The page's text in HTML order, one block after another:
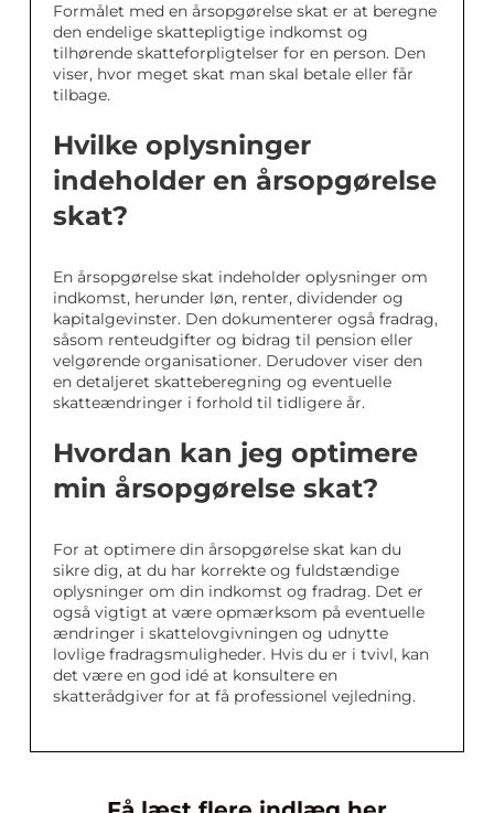
Formålet med en årsopgørelse skat er at beregne
den endelige skattepligtige indkomst og
tilhørende skatteforpligtelser for en person. Den
viser, hvor meget skat man skal betale eller får
tilbage.
Hvilke oplysninger
indeholder en årsopgørelse
skat?
En årsopgørelse skat indeholder oplysninger om
indkomst, herunder løn, renter, dividender og
kapitalgevinster. Den dokumenterer også fradrag,
såsom renteudgifter og bidrag til pension eller
velgørende organisationer. Derudover viser den
en detaljeret skatteberegning og eventuelle
skatteændringer i forhold til tidligere år.
Hvordan kan jeg optimere
min årsopgørelse skat?
For at optimere din årsopgørelse skat kan du
sikre dig, at du har korrekte og fuldstændige
oplysninger om din indkomst og fradrag. Det er
også vigtigt at være opmærksom på eventuelle
ændringer i skattelovgivningen og udnytte
lovlige fradragsmuligheder. Hvis du er i tvivl, kan
det være en god idé at konsultere en
skatterådgiver for at få professionel vejledning.